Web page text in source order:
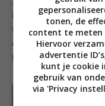
is kabeljauw ook
Maak er een lekker
aardappel. Of kies
knolselderij.
tonen, de
content te meten
Hiervoor
advertentie
kunt je cookie
gebruik van
via 'Privacy